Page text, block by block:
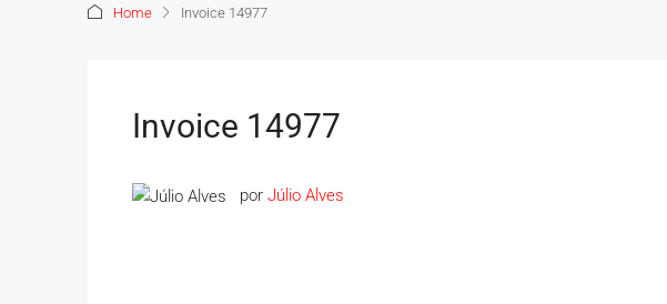
Home Invoice 14977
Invoice 14977
por Júlio Alves